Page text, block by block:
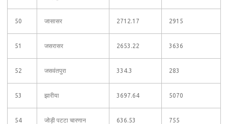
50 जासासर 2712.17 2915
51 जसरासर 2653.22 3636
52 जसवंतपुरा 334.3 283
53 झारीया 3697.64 5070
54 जोड़ी पटटा चारणान 636.53 755